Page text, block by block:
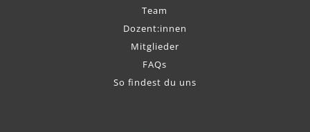
Team
Dozent:innen
Mitglieder
FAQs
So findest du uns